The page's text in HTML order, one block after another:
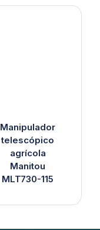
Manipulador
telescópico
agrícola
Manitou
MLT730-115